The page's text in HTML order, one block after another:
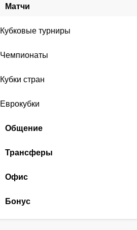
Матчи
Кубковые турниры
Чемпионаты
Кубки стран
Еврокубки
Общение
Союзы
Форум
Чат
Трансферы
Трансферный рынок
Реальные игроки
Офис
Легенды
Бонус